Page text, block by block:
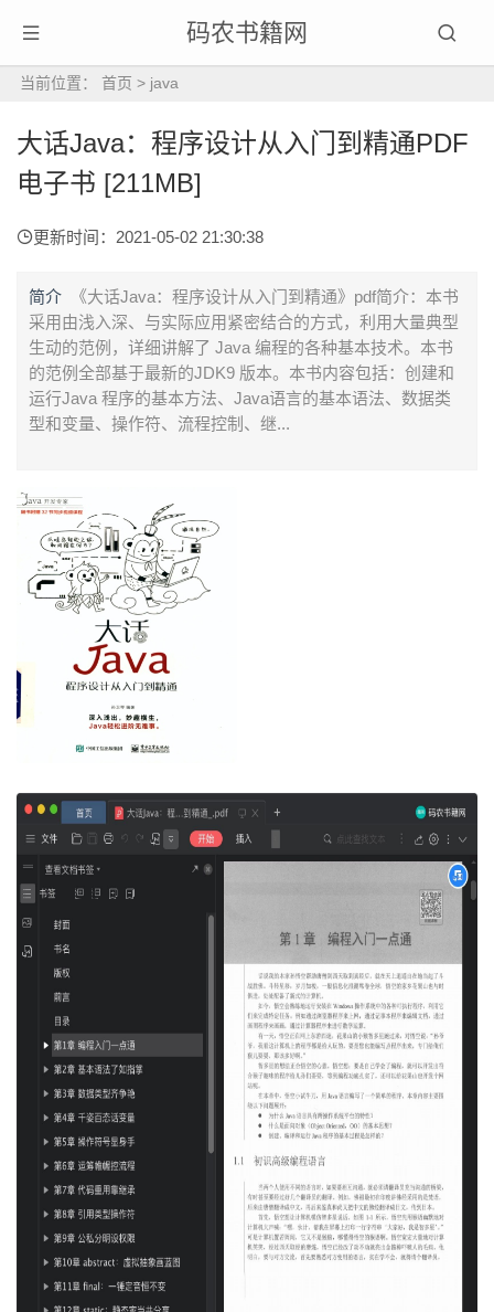
码农书籍网
当前位置： 首页 > java
大话Java：程序设计从入门到精通PDF
电子书 [211MB]
更新时间：2021-05-02 21:30:38
简介
《大话Java：程序设计从入门到精通》pdf简介：本书
采用由浅入深、与实际应用紧密结合的方式，利用大量典型
生动的范例，详细讲解了 Java 编程的各种基本技术。本书
的范例全部基于最新的JDK9 版本。本书内容包括：创建和
运行Java 程序的基本方法、Java语言的基本语法、数据类
型和变量、操作符、流程控制、继...